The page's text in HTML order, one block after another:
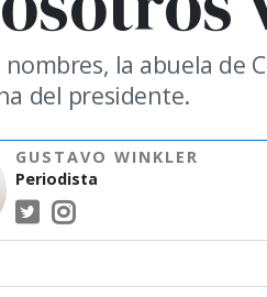
nombres, la abuela de
del presidente.
GUSTAVO WINKLER
Periodista